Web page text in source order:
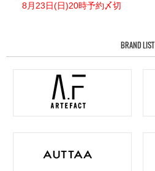
8月23日(日)20時予約〆切
BRAND LIST